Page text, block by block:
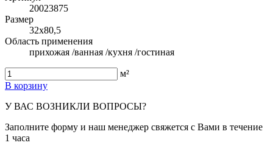
20023875
Размер
32x80,5
Область применения
прихожая /ванная /кухня /гостиная
м²
В корзину
У ВАС ВОЗНИКЛИ ВОПРОСЫ?
Заполните форму и наш менеджер свяжется с Вами в течение
1 часа